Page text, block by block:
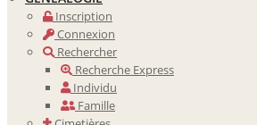
Inscription
Connexion
Rechercher
Recherche Express
Individu
Famille